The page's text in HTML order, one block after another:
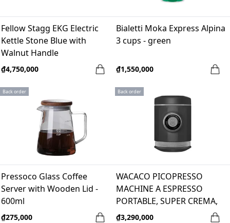
Fellow Stagg EKG Electric
Kettle Stone Blue with
Walnut Handle
₫4,750,000
Bialetti Moka Express Alpina
3 cups - green
₫1,550,000
Back order
Pressoco Glass Coffee
Server with Wooden Lid -
600ml
₫275,000
Back order
WACACO PICOPRESSO
MACHINE A ESPRESSO
PORTABLE, SUPER CREMA,
NEW
₫3,290,000